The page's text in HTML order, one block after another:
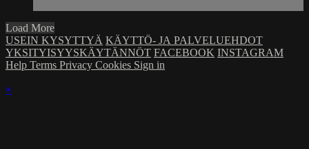
Load More
USEIN KYSYTTYÄ KÄYTTÖ- JA PALVELUEHDOT
YKSITYISYYSKÄYTÄNNÖT FACEBOOK INSTAGRAM
Help Terms Privacy Cookies Sign in
×